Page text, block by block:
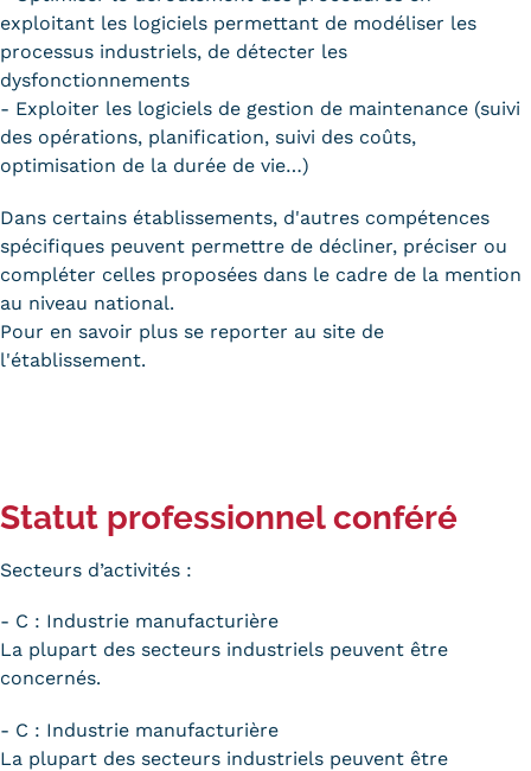
exploitant les logiciels permettant de modéliser les
processus industriels, de détecter les
dysfonctionnements
- Exploiter les logiciels de gestion de maintenance (suivi
des opérations, planification, suivi des coûts,
optimisation de la durée de vie…)
Dans certains établissements, d'autres compétences
spécifiques peuvent permettre de décliner, préciser ou
compléter celles proposées dans le cadre de la mention
au niveau national.
Pour en savoir plus se reporter au site de
l'établissement.
Statut professionnel conféré
Secteurs d’activités :
- C : Industrie manufacturière
La plupart des secteurs industriels peuvent être
concernés.
- C : Industrie manufacturière
La plupart des secteurs industriels peuvent être